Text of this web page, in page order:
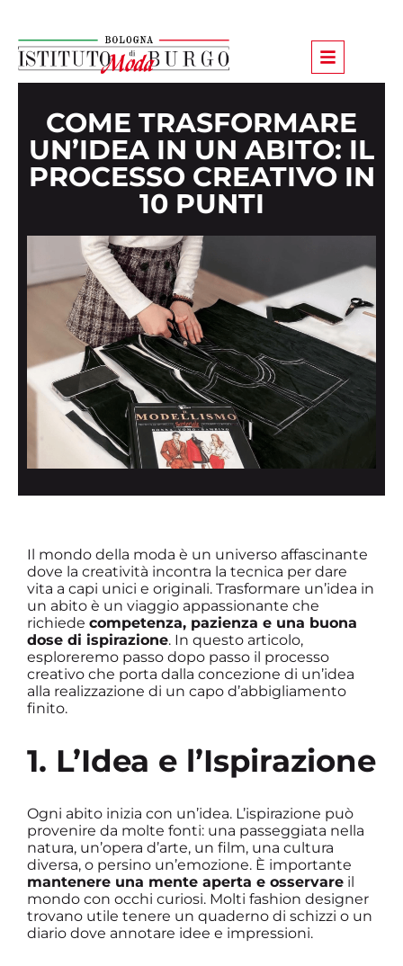
COME TRASFORMARE
UN’IDEA IN UN ABITO: IL
PROCESSO CREATIVO IN
10 PUNTI
Il mondo della moda è un universo affascinante
dove la creatività incontra la tecnica per dare
vita a capi unici e originali. Trasformare un’idea in
un abito è un viaggio appassionante che
richiede competenza, pazienza e una buona
dose di ispirazione. In questo articolo,
esploreremo passo dopo passo il processo
creativo che porta dalla concezione di un’idea
alla realizzazione di un capo d’abbigliamento
finito.
1. L’Idea e l’Ispirazione
Ogni abito inizia con un’idea. L’ispirazione può
provenire da molte fonti: una passeggiata nella
natura, un’opera d’arte, un film, una cultura
diversa, o persino un’emozione. È importante
mantenere una mente aperta e osservare il
mondo con occhi curiosi. Molti fashion designer
trovano utile tenere un quaderno di schizzi o un
diario dove annotare idee e impressioni.